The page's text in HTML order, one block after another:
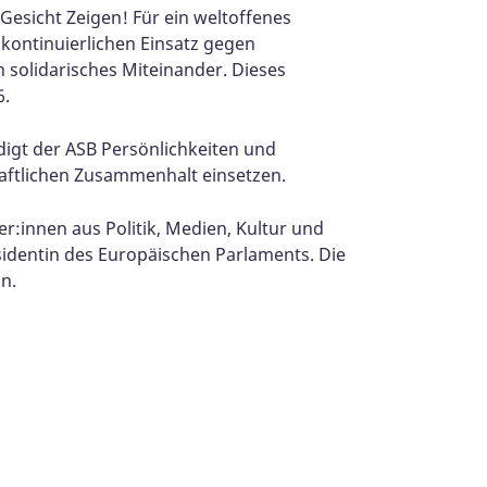
Zeigen! Für ein weltoffenes
Einsatz gegen
Miteinander. Dieses
der ASB Persönlichkeiten und
Zusammenhalt einsetzen.
aus Politik, Medien, Kultur und
des Europäischen Parlaments. Die